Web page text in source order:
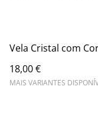
Vela Cristal com
18,00 €
MAIS VARIANTES